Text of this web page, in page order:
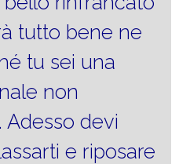
tutto bene ne
tu sei una
non
devi
e riposare